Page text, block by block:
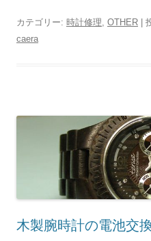
カテゴリー: 時計修理, OTHER |
caera
木製腕時計の電池交